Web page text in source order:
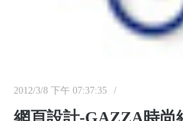
2012/3/8 下午 07:37:35
網頁設計-GAZZA時尚